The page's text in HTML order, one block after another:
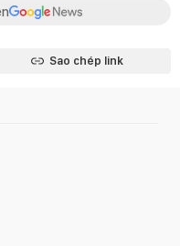
Sao chép link